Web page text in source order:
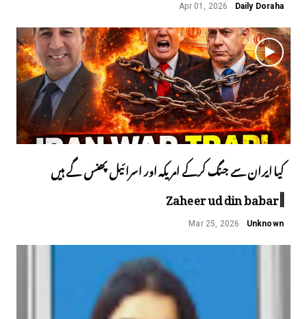
Daily Doraha
Apr 01, 2026
کیا ایران سے جنگ کرکے امریکہ اور اسرائیل پھنس گے ہیں
||Zaheer ud din babar
Unknown
Mar 25, 2026